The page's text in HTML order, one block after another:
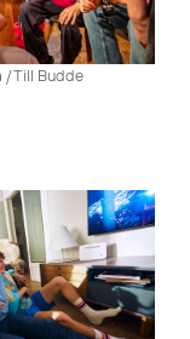
/ Till Budde